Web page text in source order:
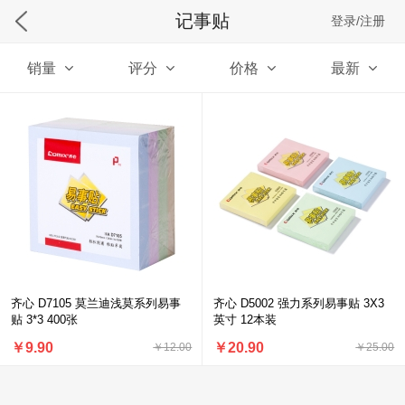
记事贴 登录/注册
销量 评分 价格 最新
齐心 D7105 莫兰迪浅莫系列易事
贴 3*3 400张
￥12.00
￥9.90
齐心 D5002 强力系列易事贴 3X3
英寸 12本装
￥25.00
￥20.90